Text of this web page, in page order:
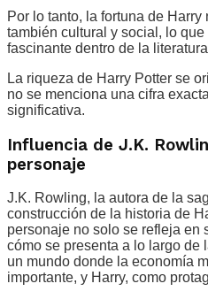
Por lo tanto, la fortuna de
también cultural y social, lo
fascinante dentro de la
La riqueza de Harry Potter se
no se menciona una cifra
significativa.
Influencia de J.K.
personaje
J.K. Rowling, la autora de la
construcción de la historia de
personaje no solo se refleja en
cómo se presenta a lo largo de
un mundo donde la economía
importante, y Harry, como